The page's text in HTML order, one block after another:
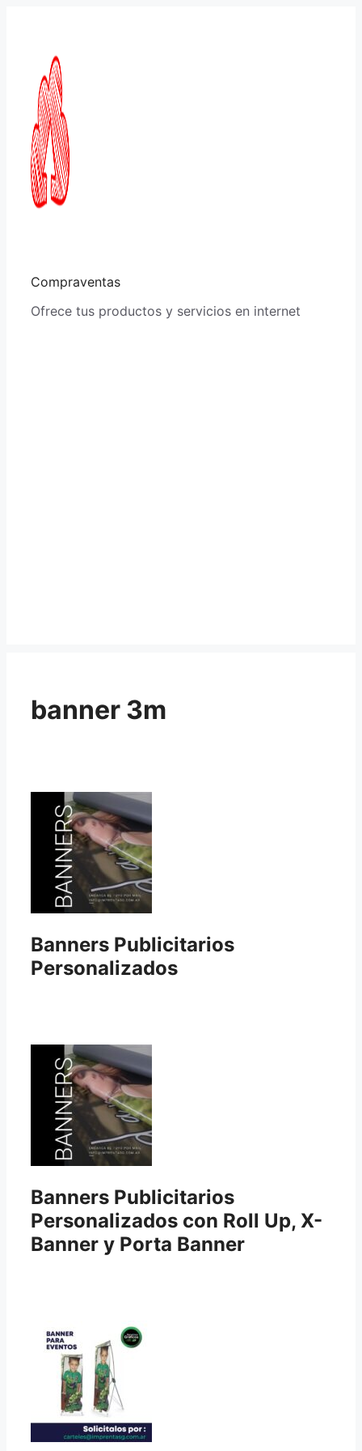
Compraventas
Ofrece tus productos y servicios en internet
banner 3m
Banners Publicitarios
Personalizados
Banners Publicitarios
Personalizados con Roll Up, X-
Banner y Porta Banner